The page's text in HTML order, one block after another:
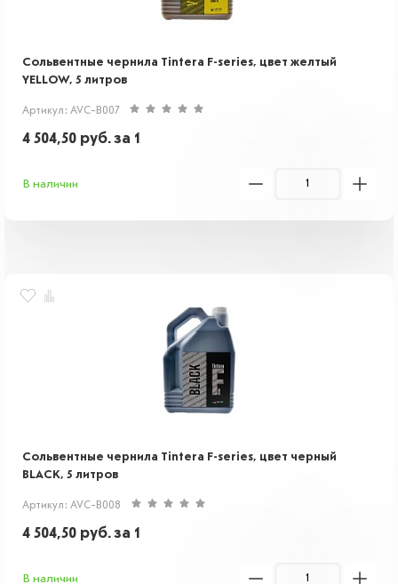
Сольвентные чернила Tintera F-series, цвет желтый
YELLOW, 5 литров
Артикул: AVC-B007
4 504,50 руб.за 1
В наличии
Сольвентные чернила Tintera F-series, цвет черный
BLACK, 5 литров
Артикул: AVC-B008
4 504,50 руб.за 1
В наличии